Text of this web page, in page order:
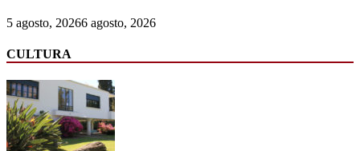
5 agosto, 20266 agosto, 2026
CULTURA